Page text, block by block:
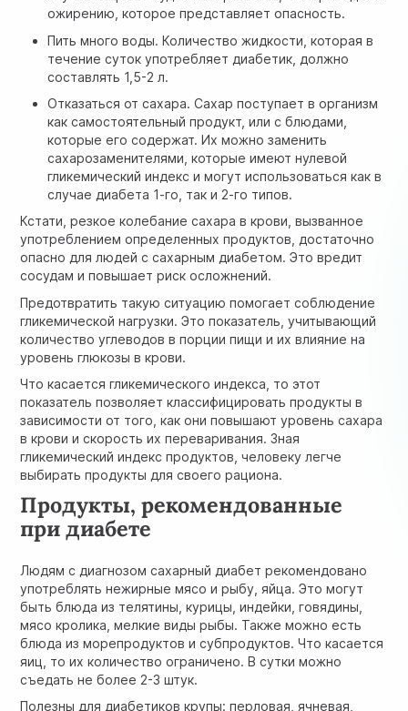
ожирению, которое представляет опасность.
Пить много воды. Количество жидкости, которая в
течение суток употребляет диабетик, должно
составлять 1,5-2 л.
Отказаться от сахара. Сахар поступает в организм
как самостоятельный продукт, или с блюдами,
которые его содержат. Их можно заменить
сахарозаменителями, которые имеют нулевой
гликемический индекс и могут использоваться как в
случае диабета 1-го, так и 2-го типов.
Кстати, резкое колебание сахара в крови, вызванное
употреблением определенных продуктов, достаточно
опасно для людей с сахарным диабетом. Это вредит
сосудам и повышает риск осложнений.
Предотвратить такую ситуацию помогает соблюдение
гликемической нагрузки. Это показатель, учитывающий
количество углеводов в порции пищи и их влияние на
уровень глюкозы в крови.
Что касается гликемического индекса, то этот
показатель позволяет классифицировать продукты в
зависимости от того, как они повышают уровень сахара
в крови и скорость их переваривания. Зная
гликемический индекс продуктов, человеку легче
выбирать продукты для своего рациона.
Продукты, рекомендованные
при диабете
Людям с диагнозом сахарный диабет рекомендовано
употреблять нежирные мясо и рыбу, яйца. Это могут
быть блюда из телятины, курицы, индейки, говядины,
мясо кролика, мелкие виды рыбы. Также можно есть
блюда из морепродуктов и субпродуктов. Что касается
яиц, то их количество ограничено. В сутки можно
съедать не более 2-3 штук.
Полезны для диабетиков крупы: перловая, ячневая,